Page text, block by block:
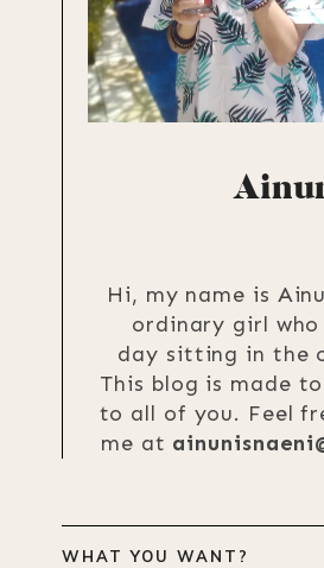
Hi, my name is
ordinary girl
day sitting in the
This blog is made
to all of you. Feel
me at
WHAT YOU WANT?